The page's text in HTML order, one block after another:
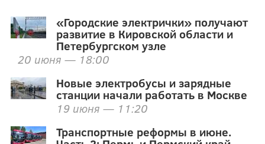
«Городские электрички» получают
развитие в Кировской области и
Петербургском узле
20 июня — 18:00
Новые электробусы и зарядные
станции начали работать в Москве
19 июня — 11:20
Транспортные реформы в июне.